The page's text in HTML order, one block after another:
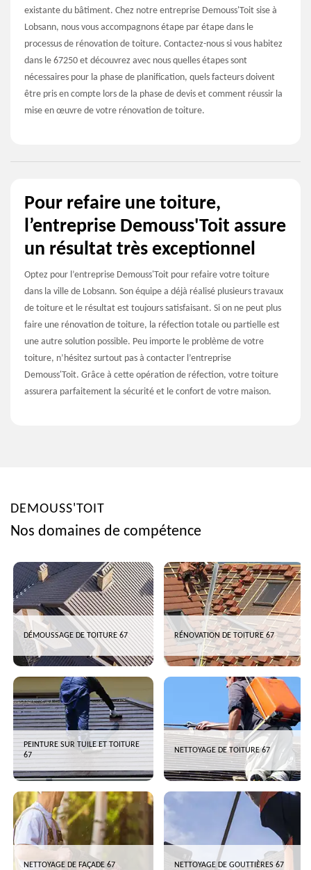
existante du bâtiment. Chez notre entreprise Demouss'Toit sise à
Lobsann, nous vous accompagnons étape par étape dans le
processus de rénovation de toiture. Contactez-nous si vous habitez
dans le 67250 et découvrez avec nous quelles étapes sont
nécessaires pour la phase de planification, quels facteurs doivent
être pris en compte lors de la phase de devis et comment réussir la
mise en œuvre de votre rénovation de toiture.
Pour refaire une toiture,
l’entreprise Demouss'Toit assure
un résultat très exceptionnel
Optez pour l’entreprise Demouss'Toit pour refaire votre toiture
dans la ville de Lobsann. Son équipe a déjà réalisé plusieurs travaux
de toiture et le résultat est toujours satisfaisant. Si on ne peut plus
faire une rénovation de toiture, la réfection totale ou partielle est
une autre solution possible. Peu importe le problème de votre
toiture, n’hésitez surtout pas à contacter l’entreprise
Demouss'Toit. Grâce à cette opération de réfection, votre toiture
assurera parfaitement la sécurité et le confort de votre maison.
DEMOUSS'TOIT
Nos domaines de compétence
DÉMOUSSAGE DE TOITURE 67 RÉNOVATION DE TOITURE 67
PEINTURE SUR TUILE ET TOITURE
67
NETTOYAGE DE TOITURE 67
NETTOYAGE DE FAÇADE 67 NETTOYAGE DE GOUTTIÈRES 67